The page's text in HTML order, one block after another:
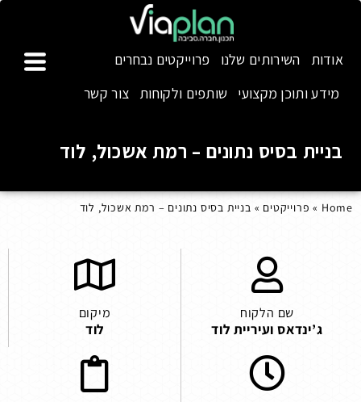
אודות השירותים שלנו
פרוייקטים נבחרים
מידע ותוכן מקצועי
שותפים ולקוחות צור קשר
בניית בסיס נתונים – רמת אשכול, לוד
Home
» פרוייקטים » בניית בסיס נתונים – רמת אשכול, לוד
שם הלקוח
ג’ינדאס ועיריית לוד
מיקום
לוד